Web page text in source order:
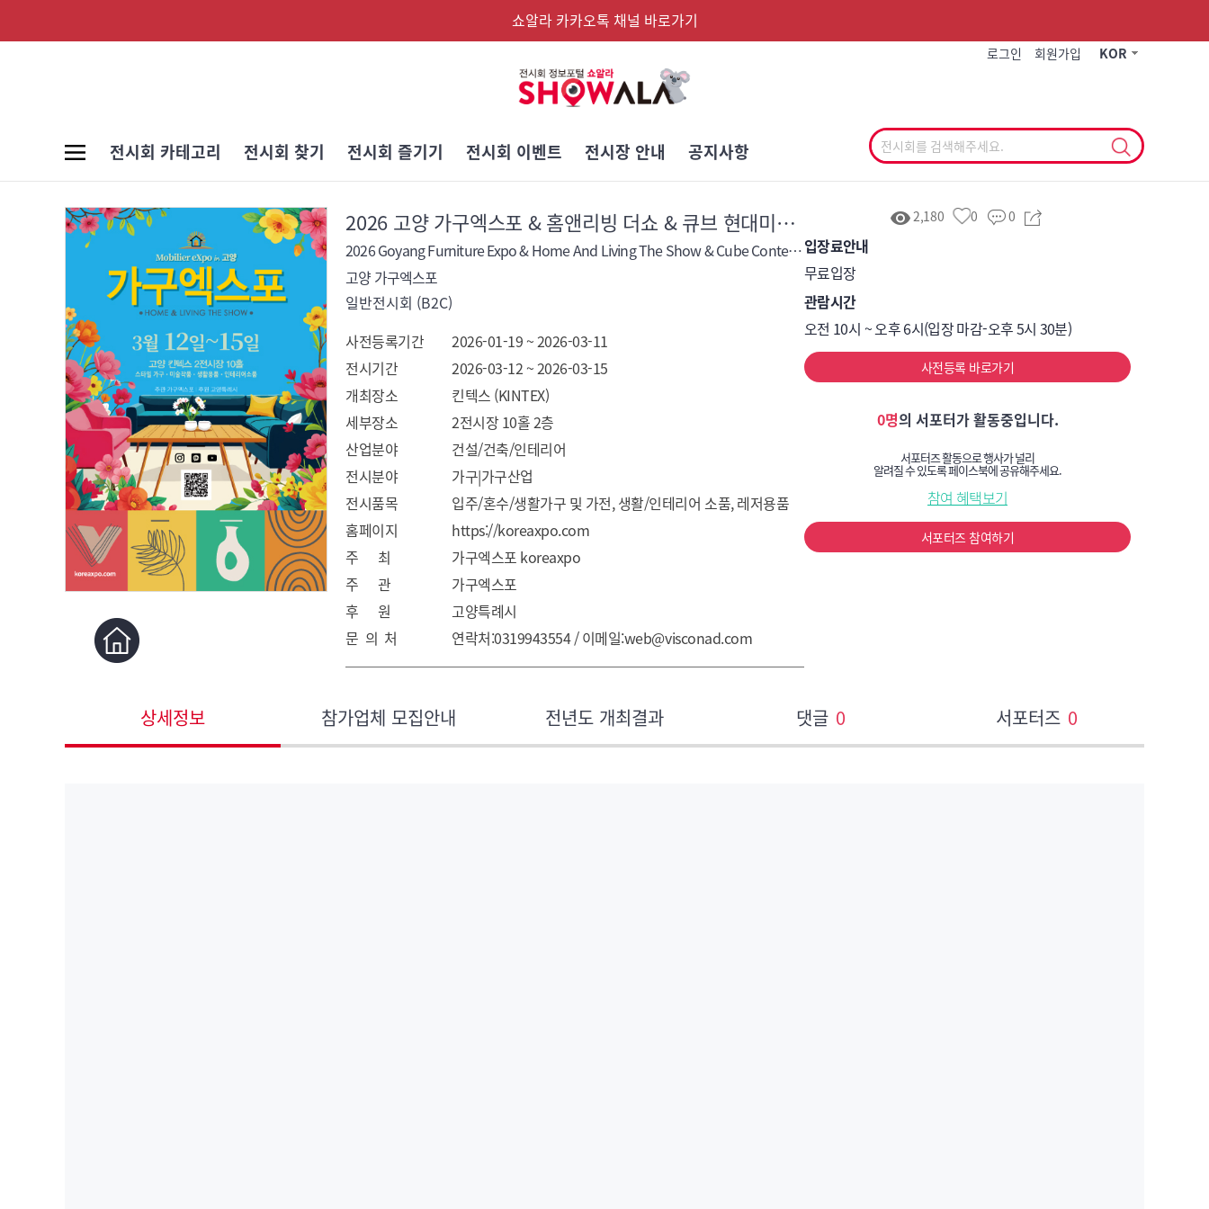
쇼알라 카카오톡 채널 바로가기
로그인 회원가입 KOR
전시회 카테고리 전시회 찾기 전시회 즐기기 전시회 이벤트 전시장 안내 공지사항
2026 고양 가구엑스포 & 홈앤리빙 더쇼 & 큐브 현대미술展
2026 Goyang Furniture Expo & Home And Living The Show & Cube Contemporary Art Show
고양 가구엑스포
일반전시회 (B2C)
사전등록기간
2026-01-19 ~ 2026-03-11
전시기간
2026-03-12 ~ 2026-03-15
개최장소
킨텍스 (KINTEX)
세부장소
2전시장 10홀 2층
산업분야
건설/건축/인테리어
전시분야
가구|가구산업
전시품목
입주/혼수/생활가구 및 가전, 생활/인테리어 소품, 레저용품
홈페이지
https://koreaxpo.com
주 최
가구엑스포 koreaxpo
주 관
가구엑스포
후 원
고양특례시
문 의 처
연락처:0319943554 / 이메일:web@visconad.com
2,180 0 0
입장료안내
무료입장
관람시간
오전 10시 ~ 오후 6시(입장 마감-오후 5시 30분)
사전등록 바로가기
0명의 서포터가 활동중입니다.
서포터즈 활동으로 행사가 널리
알려질 수 있도록 페이스북에 공유해주세요.
참여 혜택보기
서포터즈 참여하기
상세정보 참가업체 모집안내 전년도 개최결과 댓글 0 서포터즈 0